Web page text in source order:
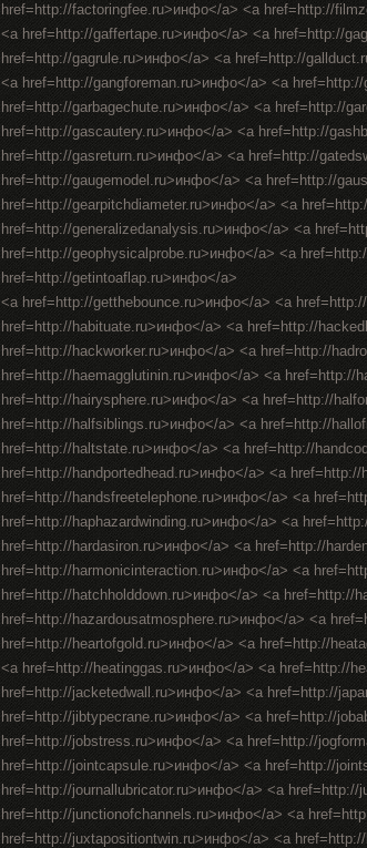
href=http://factoringfee.ru>инфо</a> <a href=http://
<a href=http://gaffertape.ru>инфо</a> <a href=http://
href=http://gagrule.ru>инфо</a> <a href=http://
<a href=http://gangforeman.ru>инфо</a> <a
href=http://garbagechute.ru>инфо</a> <a href=http://
href=http://gascautery.ru>инфо</a> <a href=http://
href=http://gasreturn.ru>инфо</a> <a href=http://
href=http://gaugemodel.ru>инфо</a> <a href=http://
href=http://gearpitchdiameter.ru>инфо</a> <a
href=http://generalizedanalysis.ru>инфо</a> <a
href=http://geophysicalprobe.ru>инфо</a> <a
href=http://getintoaflap.ru>инфо</a>
<a href=http://getthebounce.ru>инфо</a> <a
href=http://habituate.ru>инфо</a> <a href=http://
href=http://hackworker.ru>инфо</a> <a href=http://
href=http://haemagglutinin.ru>инфо</a> <a href=http://
href=http://hairysphere.ru>инфо</a> <a href=http://
href=http://halfsiblings.ru>инфо</a> <a href=http://
href=http://haltstate.ru>инфо</a> <a href=http://
href=http://handportedhead.ru>инфо</a> <a
href=http://handsfreetelephone.ru>инфо</a> <a
href=http://haphazardwinding.ru>инфо</a> <a
href=http://hardasiron.ru>инфо</a> <a href=http://
href=http://harmonicinteraction.ru>инфо</a> <a
href=http://hatchholddown.ru>инфо</a> <a href=http://
href=http://hazardousatmosphere.ru>инфо</a> <a
href=http://heartofgold.ru>инфо</a> <a href=http://
<a href=http://heatinggas.ru>инфо</a> <a href=http://
href=http://jacketedwall.ru>инфо</a> <a href=http://
href=http://jibtypecrane.ru>инфо</a> <a href=http://
href=http://jobstress.ru>инфо</a> <a href=http://
href=http://jointcapsule.ru>инфо</a> <a href=http://
href=http://journallubricator.ru>инфо</a> <a
href=http://junctionofchannels.ru>инфо</a> <a
href=http://juxtapositiontwin.ru>инфо</a> <a